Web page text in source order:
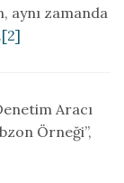
aynı zamanda
[2]
Aracı
Örneği”,